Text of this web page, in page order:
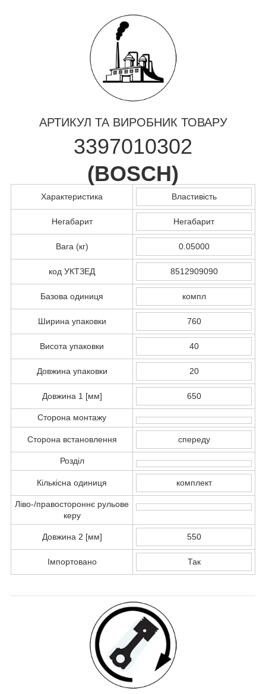
АРТИКУЛ ТА ВИРОБНИК ТОВАРУ
3397010302
(BOSCH)
Характеристика Властивість
Негабарит Негабарит
Вага (кг) 0.05000
код УКТЗЕД 8512909090
Базова одиниця компл
Ширина упаковки 760
Висота упаковки 40
Довжина упаковки 20
Довжина 1 [мм] 650
Сторона монтажу
Сторона встановлення спереду
Розділ
Кількісна одиниця комплект
Ліво-/правостороннє рульове
керу
Довжина 2 [мм] 550
Імпортовано Так